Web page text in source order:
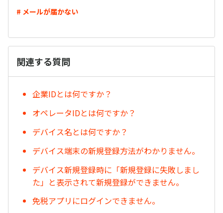
# メールが届かない
関連する質問
企業IDとは何ですか？
オペレータIDとは何ですか？
デバイス名とは何ですか？
デバイス端末の新規登録方法がわかりません。
デバイス新規登録時に「新規登録に失敗しまし
た」と表示されて新規登録ができません。
免税アプリにログインできません。